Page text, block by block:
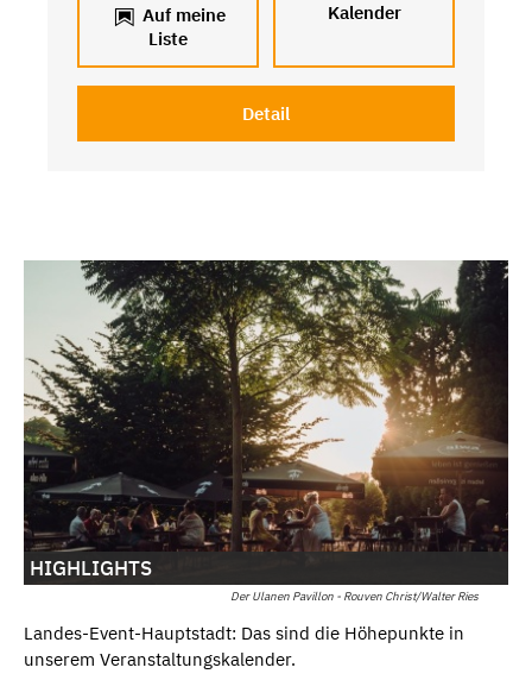
Auf meine
Liste
Kalender
Detail
Der Ulanen Pavillon - Rouven Christ/Walter Ries
HIGHLIGHTS
Landes-Event-Hauptstadt: Das sind die Höhepunkte in
unserem Veranstaltungskalender.